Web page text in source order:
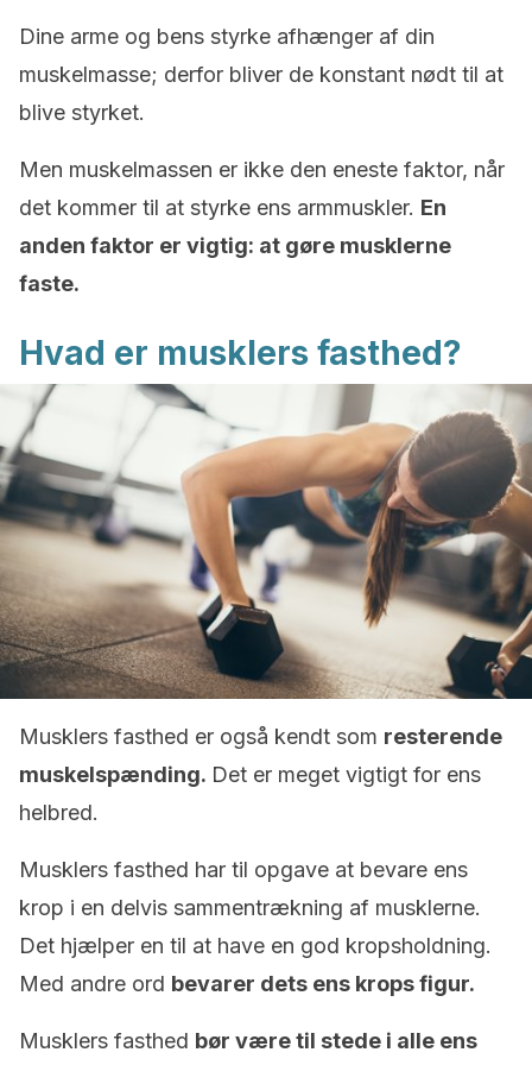
Dine arme og bens styrke afhænger af din
muskelmasse; derfor bliver de konstant nødt til at
blive styrket.
Men muskelmassen er ikke den eneste faktor, når
det kommer til at styrke ens armmuskler. En
anden faktor er vigtig: at gøre musklerne
faste.
Hvad er musklers fasthed?
Musklers fasthed er også kendt som resterende
muskelspænding. Det er meget vigtigt for ens
helbred.
Musklers fasthed har til opgave at bevare ens
krop i en delvis sammentrækning af musklerne.
Det hjælper en til at have en god kropsholdning.
Med andre ord bevarer dets ens krops figur.
Musklers fasthed bør være til stede i alle ens